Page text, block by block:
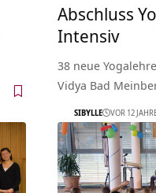
Abschluss
Intensiv
38 neue
Vidya Bad
SIBYLLE VOR 12